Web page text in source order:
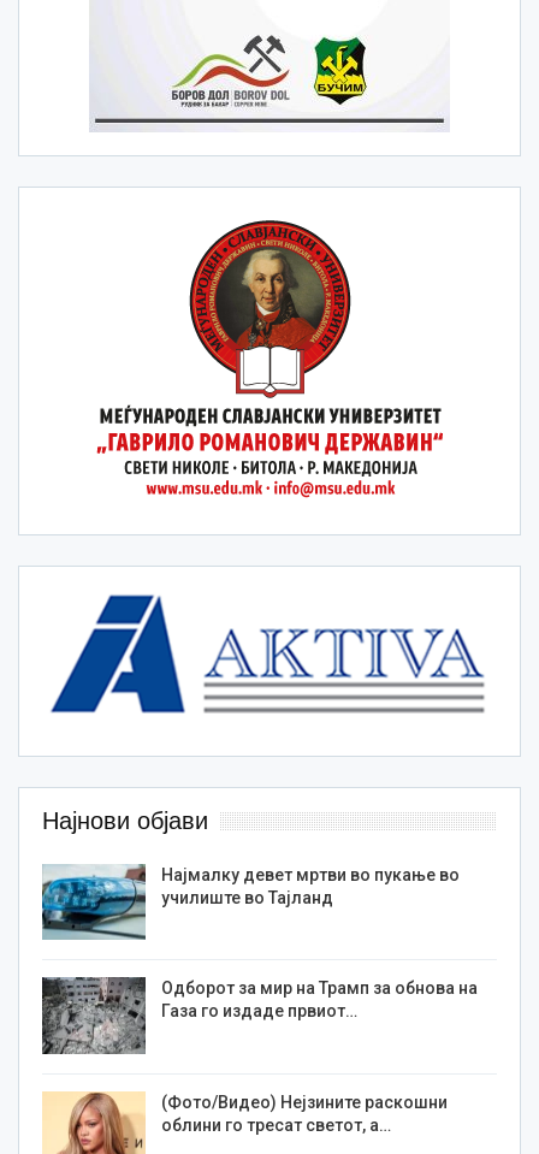
Најнови објави
Најмалку девет мртви во пукање во
училиште во Тајланд
Одборот за мир на Трамп за обнова на
Газа го издаде првиот…
(Фото/Видео) Нејзините раскошни
облини го тресат светот, а…